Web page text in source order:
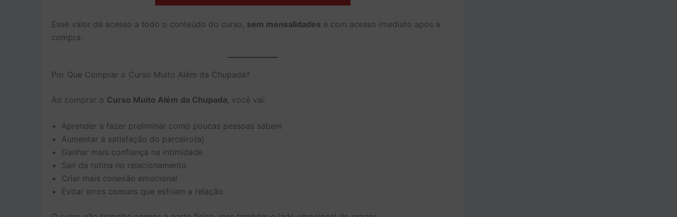
Esse valor dá acesso a todo o conteúdo do curso, sem mensalidades e com acesso imediato após a
compra.
Por Que Comprar o Curso Muito Além da Chupada?
Ao comprar o Curso Muito Além da Chupada , você vai:
Aprender a fazer preliminar como poucas pessoas sabem
Aumentar a satisfação do parceiro(a)
Ganhar mais confiança na intimidade
Sair da rotina no relacionamento
Criar mais conexão emocional
Evitar erros comuns que esfriam a relação